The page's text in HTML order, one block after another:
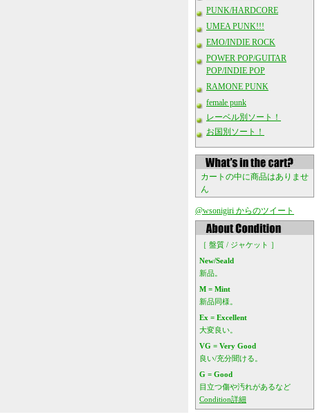
PUNK/HARDCORE
UMEA PUNK!!!
EMO/INDIE ROCK
POWER POP/GUITAR
POP/INDIE POP
RAMONE PUNK
female punk
レーベル別ソート！
お国別ソート！
カートの中に商品はありませ
ん
@wsonigiri からのツイート
［ 盤質 / ジャケット ］
New/Seald
新品。
M = Mint
新品同様。
Ex = Excellent
大変良い。
VG = Very Good
良い/充分聞ける。
G = Good
目立つ傷や汚れがあるなど
Condition詳細